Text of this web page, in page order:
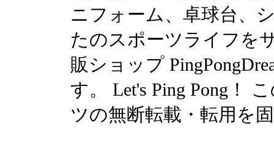
ニフォーム、卓球台、
たのスポーツライフを
販ショップ
す。 Let's Ping Pong！
ツの無断転載・転用を